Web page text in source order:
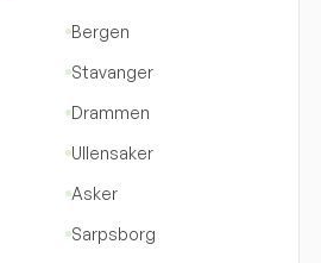
Bergen
Stavanger
Drammen
Ullensaker
Asker
Sarpsborg